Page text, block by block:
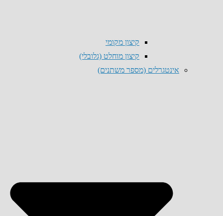
קיצון מקומי
קיצון מוחלט (גלובלי)
אינטגרלים (מספר משתנים)